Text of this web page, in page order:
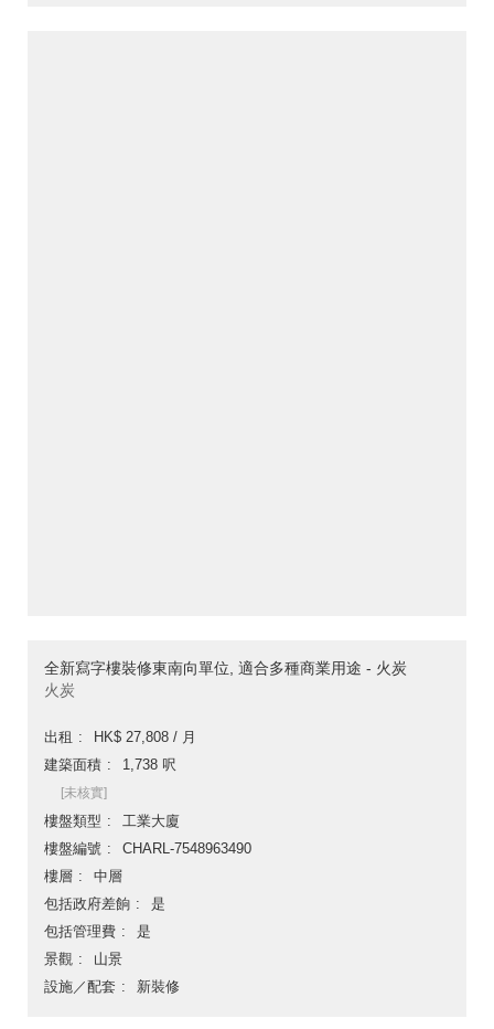
全新寫字樓裝修東南向單位, 適合多種商業用途 - 火炭
火炭
出租
HK$ 27,808 / 月
建築面積
1,738 呎
[未核實]
樓盤類型
工業大廈
樓盤編號
CHARL-7548963490
樓層
中層
包括政府差餉
是
包括管理費
是
景觀
山景
設施／配套
新裝修